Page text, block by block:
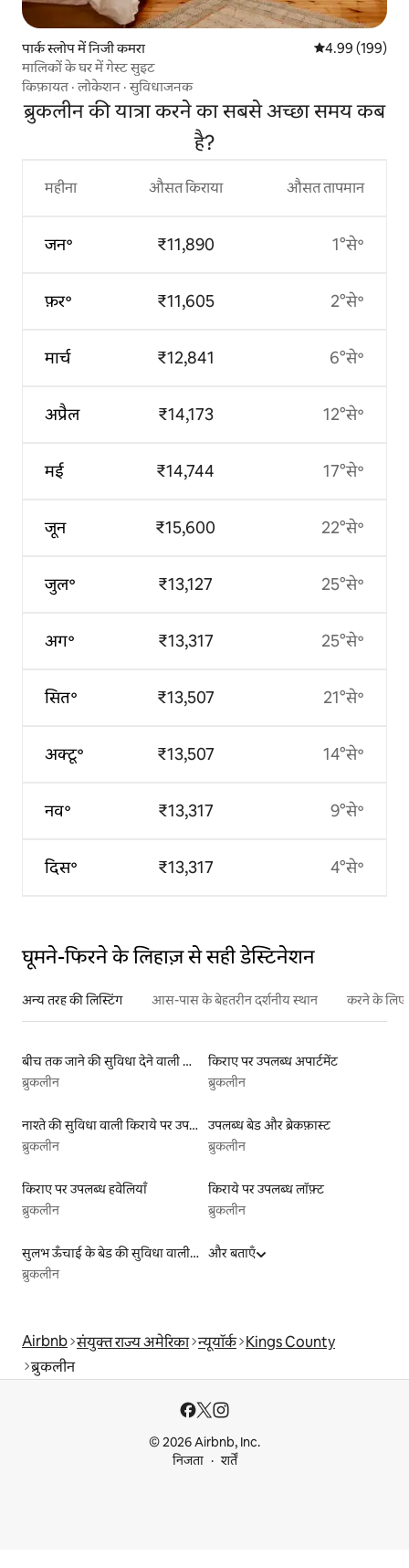
पार्क स्लोप में निजी कमरा औसत रेटिंग 5 में से
4.99 (199)
मालिकों के घर में गेस्ट सुइट
किफ़ायत ·लोकेशन ·सुविधाजनक
ब्रुकलीन की यात्रा करने का सबसे अच्छा समय कब
है?
महीना
जन॰
फ़र॰
मार्च
अप्रैल
मई
जून
जुल॰
अग॰
सित॰
अक्टू॰
नव॰
दिस॰
औसत किराया
₹11,890
₹11,605
₹12,841
₹14,173
₹14,744
₹15,600
₹13,127
₹13,317
₹13,507
₹13,507
₹13,317
₹13,317
औसत तापमान
1°से॰
2°से॰
6°से॰
12°से॰
17°से॰
22°से॰
25°से॰
25°से॰
21°से॰
14°से॰
9°से॰
4°से॰
घूमने-फिरने के लिहाज़ से सही डेस्टिनेशन
अन्य तरह की लिस्टिंग आस-पास के बेहतरीन दर्शनीय स्थान करने के लिए
बीच तक जाने की सुविधा देने वाली किराये पर उपलब्ध लिस्टिंग
ब्रुकलीन
किराए पर उपलब्ध अपार्टमेंट
ब्रुकलीन
नाश्ते की सुविधा वाली किराये पर उपलब्ध लिस्टिंग
ब्रुकलीन
उपलब्ध बेड और ब्रेकफ़ास्ट
ब्रुकलीन
किराए पर उपलब्ध हवेलियाँ
ब्रुकलीन
किराये पर उपलब्ध लॉफ़्ट
ब्रुकलीन
सुलभ ऊँचाई के बेड की सुविधा वाली किराये पर उपलब्ध लिस्टिंग
ब्रुकलीन
और बताएँ
Airbnb संयुक्त राज्य अमेरिका न्यूयॉर्क Kings County
ब्रुकलीन
© 2026 Airbnb, Inc.
निजता
शर्तें